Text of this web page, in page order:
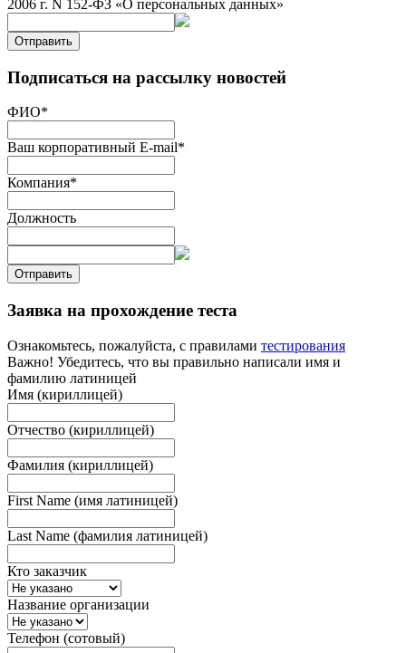
2006 г. N 152-ФЗ «О персональных данных»
Отправить
Подписаться на рассылку новостей
ФИО*
Ваш корпоративный E-mail*
Компания*
Должность
Отправить
Заявка на прохождение теста
Ознакомьтесь, пожалуйста, с правилами тестирования
Важно! Убедитесь, что вы правильно написали имя и
фамилию латиницей
Имя (кириллицей)
Отчество (кириллицей)
Фамилия (кириллицей)
First Name (имя латиницей)
Last Name (фамилия латиницей)
Кто заказчик
Название организации
Телефон (сотовый)